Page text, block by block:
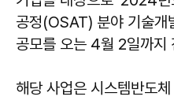
공정(OSAT) 분야 기술개
공모를 오는 4월 2일까지
해당 사업은 시스템반도